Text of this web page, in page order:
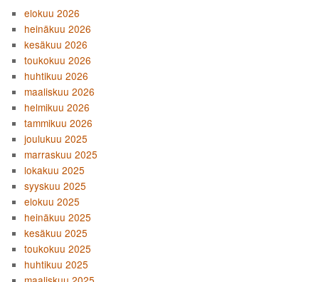
elokuu 2026
heinäkuu 2026
kesäkuu 2026
toukokuu 2026
huhtikuu 2026
maaliskuu 2026
helmikuu 2026
tammikuu 2026
joulukuu 2025
marraskuu 2025
lokakuu 2025
syyskuu 2025
elokuu 2025
heinäkuu 2025
kesäkuu 2025
toukokuu 2025
huhtikuu 2025